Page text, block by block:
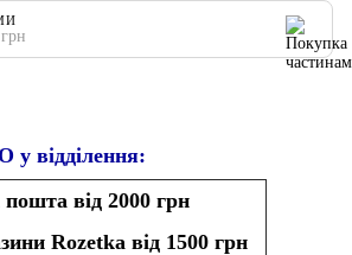
відділення:
від 2000 грн
Rozetka від 1500 грн